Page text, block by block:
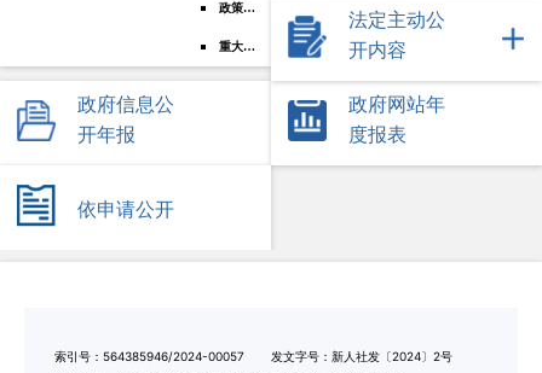
政策文件
重大政策转载
法定主动公
开内容
政府信息公
开年报
政府网站年
度报表
依申请公开
索引号： 564385946/2024-00057 发文字号： 新人社发〔2024〕2号